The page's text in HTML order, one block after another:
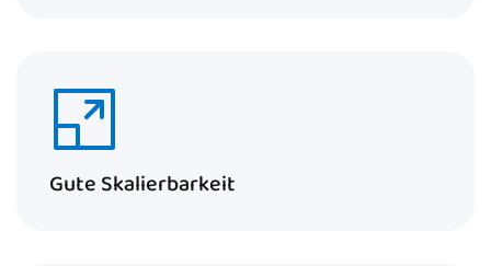
Gute Skalierbarkeit